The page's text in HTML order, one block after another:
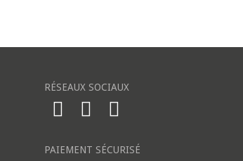
RÉSEAUX SOCIAUX
PAIEMENT SÉCURISÉ